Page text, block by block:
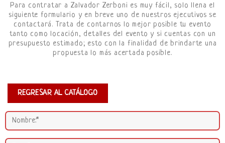
Para contratar a Zalvador Zerboni es muy fácil, solo llena el
siguiente formulario y en breve uno de nuestros ejecutivos se
contactará. Trata de contarnos lo mejor posible tu evento
tanto como locación, detalles del evento y si cuentas con un
presupuesto estimado; esto con la finalidad de brindarte una
propuesta lo más acertada posible.
REGRESAR AL CATÁLOGO